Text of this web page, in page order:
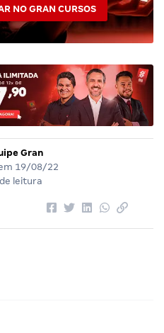
NO GRAN CURSOS
Gran
19/08/22
leitura